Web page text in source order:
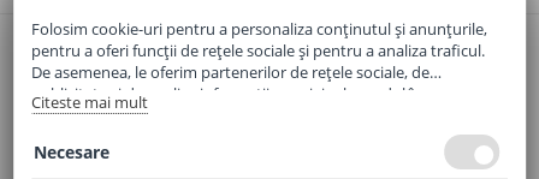
Email:office@elaptepraf.ro
Telefon:0745-964-449
Adresa:Sos. Borsului, Nr. 20, Oradea, Jud. Bihor
Folosim cookie-uri pentru a personaliza conținutul și anunțurile,
pentru a oferi funcții de rețele sociale și pentru a analiza traficul.
De asemenea, le oferim partenerilor de rețele sociale, de
publicitate și de analize informații cu privire la modul în care
folosiți site-ul nostru. Aceștia le pot combina cu alte informații
Citeste mai mult
Necesare